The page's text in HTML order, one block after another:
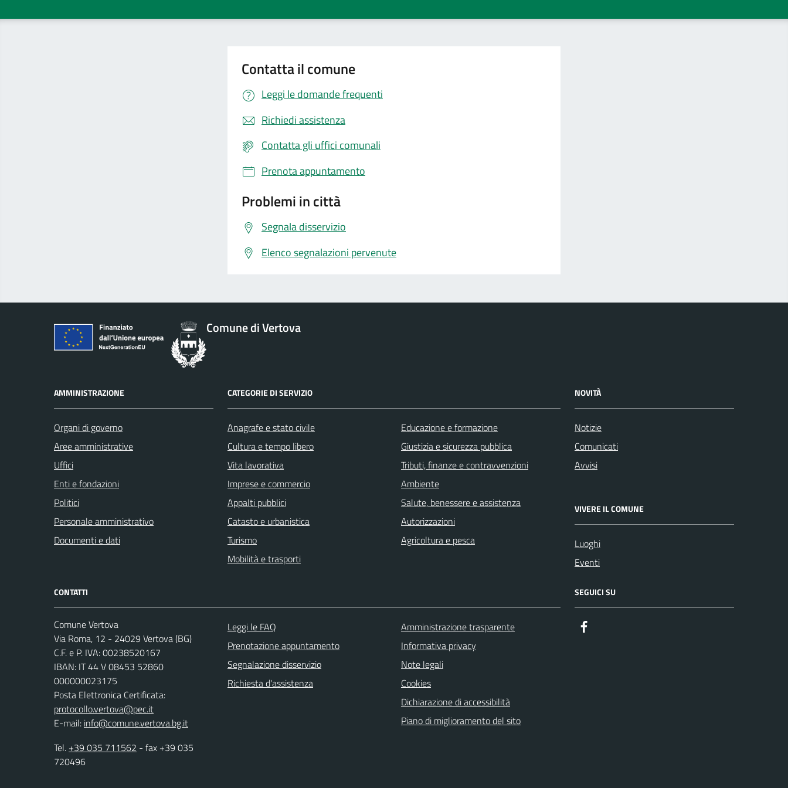
Contatta il comune
Leggi le domande frequenti
Richiedi assistenza
Contatta gli uffici comunali
Prenota appuntamento
Problemi in città
Segnala disservizio
Elenco segnalazioni pervenute
Comune di Vertova
AMMINISTRAZIONE
Organi di governo
Aree amministrative
Uffici
Enti e fondazioni
Politici
Personale amministrativo
Documenti e dati
CATEGORIE DI SERVIZIO
Anagrafe e stato civile
Cultura e tempo libero
Vita lavorativa
Imprese e commercio
Appalti pubblici
Catasto e urbanistica
Turismo
Mobilità e trasporti
Educazione e formazione
Giustizia e sicurezza pubblica
Tributi, finanze e contravvenzioni
Ambiente
Salute, benessere e assistenza
Autorizzazioni
Agricoltura e pesca
NOVITÀ
Notizie
Comunicati
Avvisi
VIVERE IL COMUNE
Luoghi
Eventi
CONTATTI
Comune Vertova
Via Roma, 12 - 24029 Vertova (BG)
C.F. e P. IVA: 00238520167
IBAN: IT 44 V 08453 52860
000000023175
Posta Elettronica Certificata:
protocollo.vertova@pec.it
E-mail: info@comune.vertova.bg.it
Tel. +39 035 711562 - fax +39 035
720496
Leggi le FAQ
Prenotazione appuntamento
Segnalazione disservizio
Richiesta d'assistenza
Amministrazione trasparente
Informativa privacy
Note legali
Cookies
Dichiarazione di accessibilità
Piano di miglioramento del sito
SEGUICI SU